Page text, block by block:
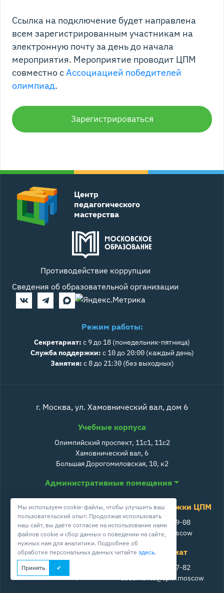
Ссылка на подключение будет направлена
всем зарегистрированным участникам на
электронную почту за день до начала
мероприятия. Мероприятие проводит ЦПМ
совместно сАссоциацией победителей
олимпиад.
Зарегистрироваться
Центр
педагогического
мастерства
Противодействие коррупции
Сведения об образовательной организации
Режим работы:
Секретариат: с 9 до 18 (понедельник-пятница)
Служба поддержки: с 10 до 20:00 (каждый день)
Занятия: с 8 до 21:30 (без выходных)
г. Москва, ул. Хамовнический вал, дом 6
Учебные корпуса
Олимпийский проспект, 11с1, 11с2
Хамовнический вал, 6
Большая Дорогомиловская, 10, к2
Административные помещения
Служба поддержки ЦПМ
+7 800 511-39-08
info@cpm.moscow
Школа ЦПМ
+7 495 230-52-53
info@school-cpm.ru
Секретариат
+7 499 242-27-82
documents@cpm.moscow
Мы используем cookie-файлы, чтобы улучшить ваш
пользовательский опыт. Продолжая использовать
наш сайт, вы даёте согласие на использование нами
файлов cookie и сбор данных о поведении на сайте,
нужных нам для аналитики. Подробнее об
обработке персональных данных читайте здесь.
Принять